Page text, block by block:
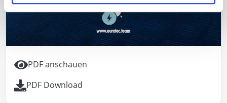
PDF anschauen
PDF Download